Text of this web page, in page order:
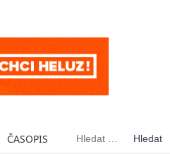
ČASOPIS Vyhledávání